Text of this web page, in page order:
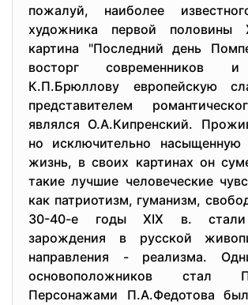
пожалуй, наиболее
художника первой
картина "Последний день
восторг современников и
К.П.Брюллову европейскую
представителем
являлся О.А.Кипренский.
но исключительно насыщенную
жизнь, в своих картинах он
такие лучшие человеческие
как патриотизм, гуманизм,
30-40-е годы XIX в. стали
зарождения в русской
направления - реализма.
основоположников стал
Персонажами П.А.Федотова